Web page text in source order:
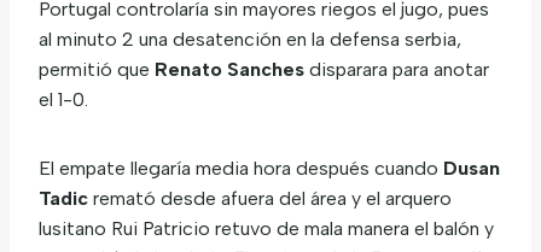
Portugal controlaría sin mayores riegos el jugo, pues
al minuto 2 una desatención en la defensa serbia,
permitió que Renato Sanches disparara para anotar
el 1-0.
El empate llegaría media hora después cuando Dusan
Tadic remató desde afuera del área y el arquero
lusitano Rui Patricio retuvo de mala manera el balón y